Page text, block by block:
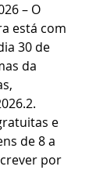
– O
está com
30 de
da
e
de 8 a
por